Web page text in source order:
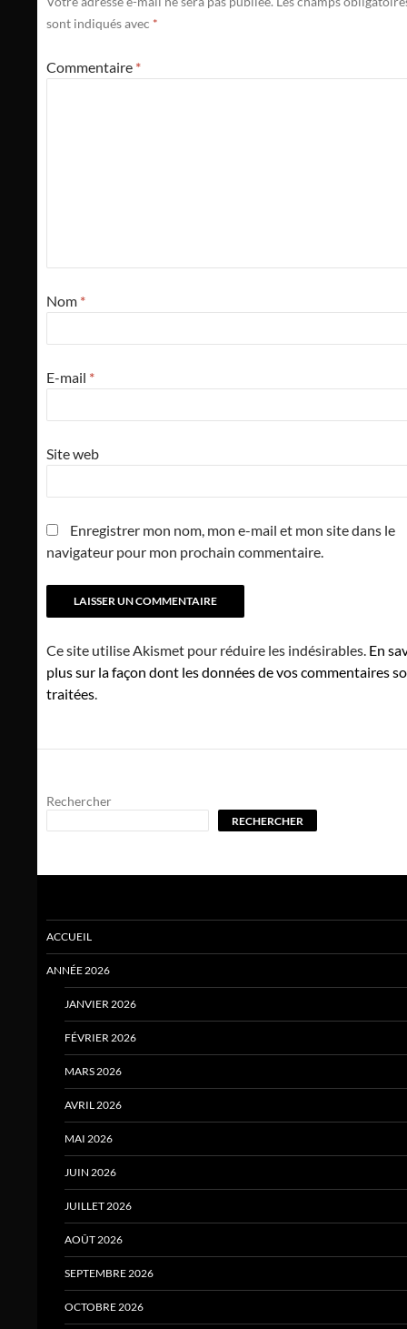
sont indiqués avec *
Commentaire *
Nom *
E-mail *
Site web
Enregistrer mon nom, mon e-mail et mon site dans le
navigateur pour mon prochain commentaire.
Ce site utilise Akismet pour réduire les indésirables. En
plus sur la façon dont les données de vos commentaires
traitées.
Rechercher
RECHERCHER
ACCUEIL
ANNÉE 2026
JANVIER 2026
FÉVRIER 2026
MARS 2026
AVRIL 2026
MAI 2026
JUIN 2026
JUILLET 2026
AOÛT 2026
SEPTEMBRE 2026
OCTOBRE 2026